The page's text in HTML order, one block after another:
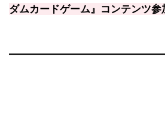
ダムカードゲーム』コンテンツ参